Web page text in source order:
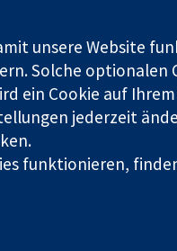
Königreich
in England und in
Bedingungen für die
unsere Website
Solche optionalen
ein Cookie auf
jederzeit
funktionieren,